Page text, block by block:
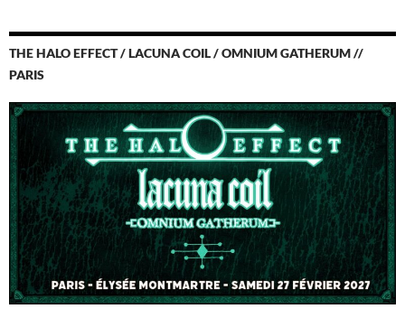
THE HALO EFFECT / LACUNA COIL / OMNIUM GATHERUM //
PARIS